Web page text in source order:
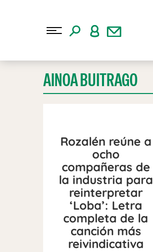
AINOA BUITRAGO
Rozalén reúne a
ocho
compañeras de
la industria para
reinterpretar
‘Loba’: Letra
completa de la
canción más
reivindicativa